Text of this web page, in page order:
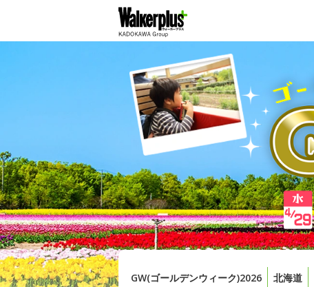
GW(ゴールデンウィーク)2026 北海道